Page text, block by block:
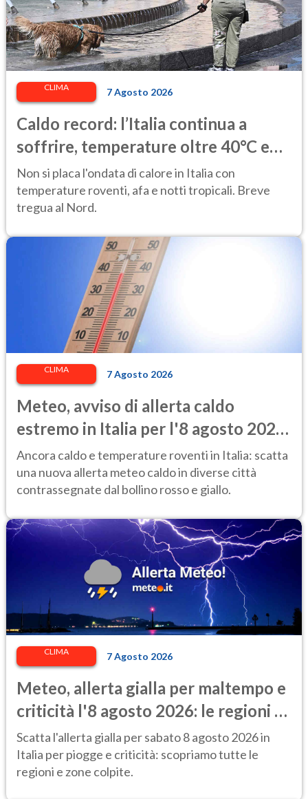
CLIMA 7 Agosto 2026
Caldo record: l’Italia continua a
soffrire, temperature oltre 40°C e
afa per altri 10 giorni
Non si placa l'ondata di calore in Italia con
temperature roventi, afa e notti tropicali. Breve
tregua al Nord.
CLIMA 7 Agosto 2026
Meteo, avviso di allerta caldo
estremo in Italia per l'8 agosto 2026:
le città a rischio per il Ministero della
Salute
Ancora caldo e temperature roventi in Italia: scatta
una nuova allerta meteo caldo in diverse città
contrassegnate dal bollino rosso e giallo.
CLIMA 7 Agosto 2026
Meteo, allerta gialla per maltempo e
criticità l'8 agosto 2026: le regioni a
rischio
Scatta l'allerta gialla per sabato 8 agosto 2026 in
Italia per piogge e criticità: scopriamo tutte le
regioni e zone colpite.